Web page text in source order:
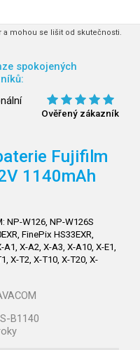
a mohou se lišit od skutečnosti.
spokojených
Ověřený zákazník
Fujifilm
1140mAh
NP-W126, NP-W126S
FinePix HS33EXR,
X-A2, X-A3, X-A10, X-E1,
X-T2, X-T10, X-T20, X-
B1140